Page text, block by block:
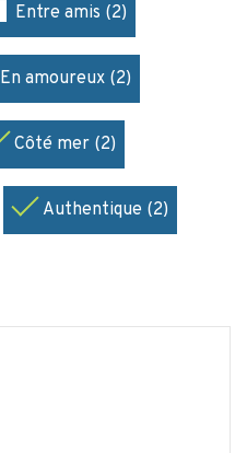
Entre amis (2)
En amoureux (2)
Côté mer (2)
Authentique (2)